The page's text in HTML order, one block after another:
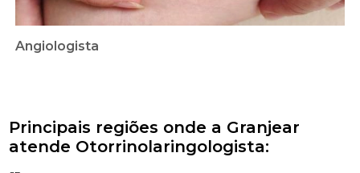
Angiologista
Principais regiões onde a Granjear
atende Otorrinolaringologista: